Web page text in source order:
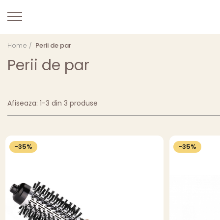
Home / Perii de par
Perii de par
Afiseaza: 1-3 din 3 produse
-35% -35%